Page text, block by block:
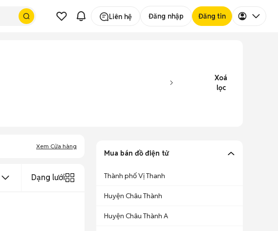
Liên hệ Đăng nhập Đăng tin
Xoá
lọc
Xem Cửa hàng
Dạng lưới
Mua bán đồ điện tử
Thành phố Vị Thanh
Huyện Châu Thành
Huyện Châu Thành A